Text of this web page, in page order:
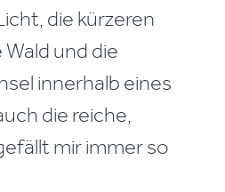
die kürzeren
und die
innerhalb eines
die reiche,
mir immer so